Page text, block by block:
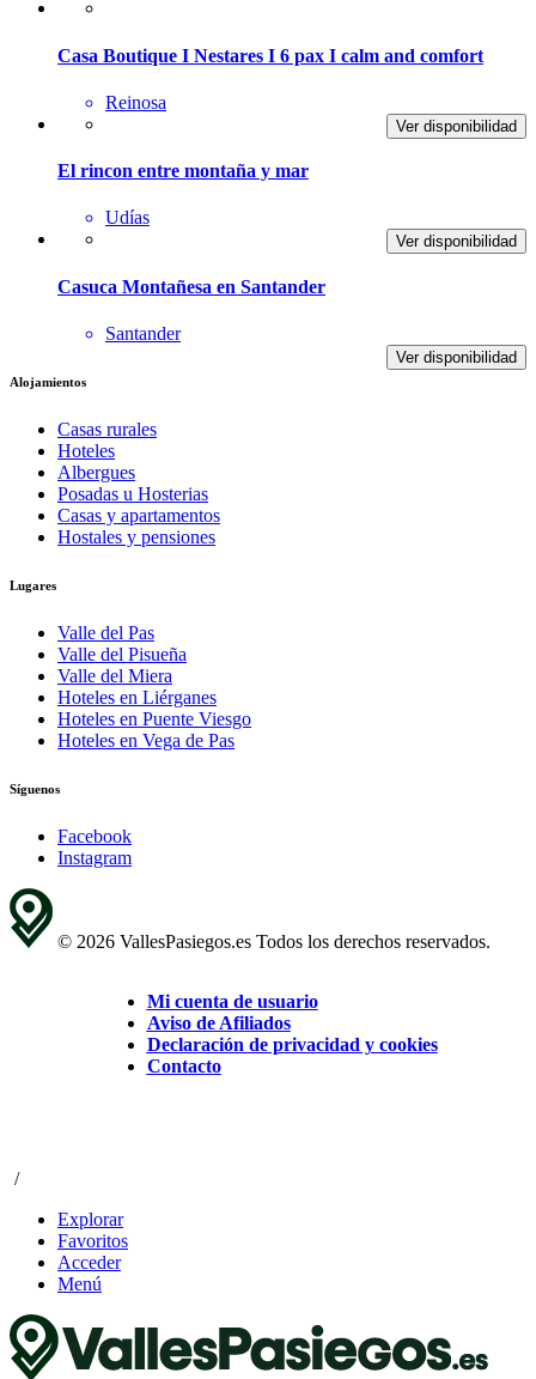
Casa Boutique I Nestares I 6 pax I calm and comfort
Reinosa
Ver disponibilidad
El rincon entre montaña y mar
Udías
Ver disponibilidad
Casuca Montañesa en Santander
Santander
Ver disponibilidad
Alojamientos
Casas rurales
Hoteles
Albergues
Posadas u Hosterias
Casas y apartamentos
Hostales y pensiones
Lugares
Valle del Pas
Valle del Pisueña
Valle del Miera
Hoteles en Liérganes
Hoteles en Puente Viesgo
Hoteles en Vega de Pas
Síguenos
Facebook
Instagram
© 2026 VallesPasiegos.es Todos los derechos reservados.
Mi cuenta de usuario
Aviso de Afiliados
Declaración de privacidad y cookies
Contacto
/
Explorar
Favoritos
Acceder
Menú